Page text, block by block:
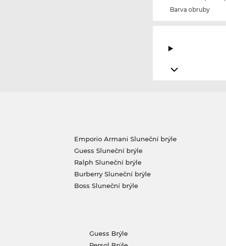
Barva obruby
Emporio Armani Sluneční brýle
Guess Sluneční brýle
Ralph Sluneční brýle
Burberry Sluneční brýle
Boss Sluneční brýle
Guess Brýle